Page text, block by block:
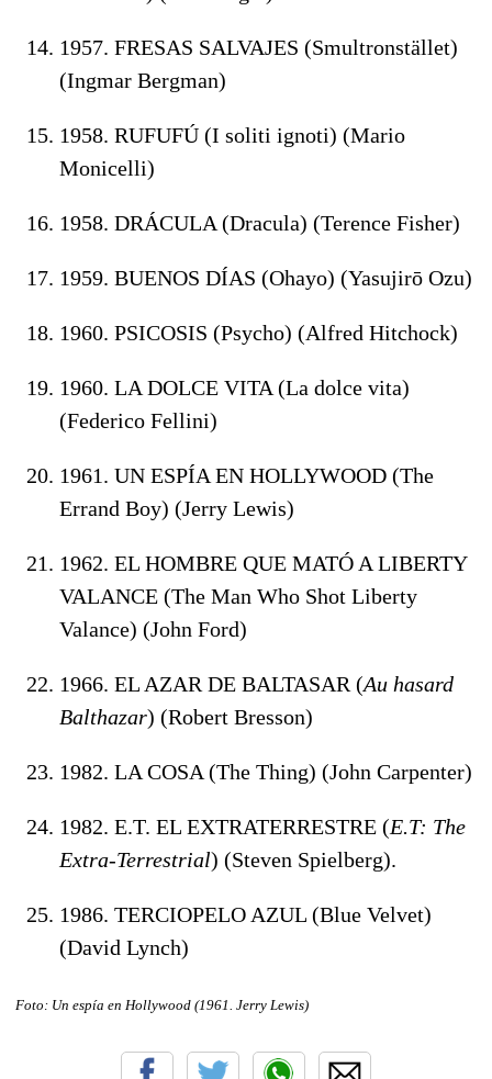
1957. FRESAS SALVAJES (Smultronstället)
(Ingmar Bergman)
1958. RUFUFÚ (I soliti ignoti) (Mario
Monicelli)
1958. DRÁCULA (Dracula) (Terence Fisher)
1959. BUENOS DÍAS (Ohayo) (Yasujirō Ozu)
1960. PSICOSIS (Psycho) (Alfred Hitchock)
1960. LA DOLCE VITA (La dolce vita)
(Federico Fellini)
1961. UN ESPÍA EN HOLLYWOOD (The
Errand Boy) (Jerry Lewis)
1962. EL HOMBRE QUE MATÓ A LIBERTY
VALANCE (The Man Who Shot Liberty
Valance) (John Ford)
1966. EL AZAR DE BALTASAR (Au hasard
Balthazar) (Robert Bresson)
1982. LA COSA (The Thing) (John Carpenter)
1982. E.T. EL EXTRATERRESTRE (E.T: The
Extra-Terrestrial) (Steven Spielberg).
1986. TERCIOPELO AZUL (Blue Velvet)
(David Lynch)
Foto: Un espía en Hollywood (1961. Jerry Lewis)